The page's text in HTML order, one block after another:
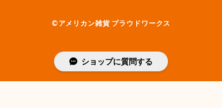
©︎アメリカン雑貨 プラウドワークス
ショップに質問する